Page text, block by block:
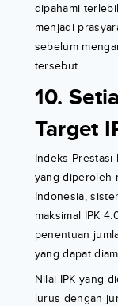
dipahami
menjadi
sebelum
tersebut.
10.
Target
Indeks Prestasi
yang diperoleh
Indonesia,
maksimal IPK
penentuan
yang dapat
Nilai IPK yang
lurus dengan